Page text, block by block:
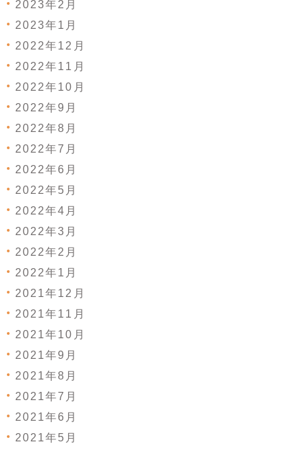
2023年2月
2023年1月
2022年12月
2022年11月
2022年10月
2022年9月
2022年8月
2022年7月
2022年6月
2022年5月
2022年4月
2022年3月
2022年2月
2022年1月
2021年12月
2021年11月
2021年10月
2021年9月
2021年8月
2021年7月
2021年6月
2021年5月